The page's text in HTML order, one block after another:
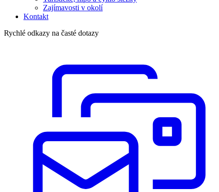
Zajímavosti v okolí
Kontakt
Rychlé odkazy na časté dotazy